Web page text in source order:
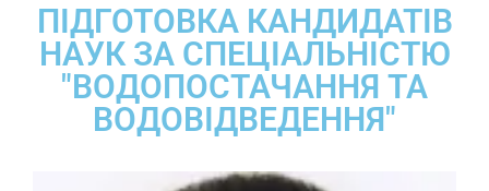
ПІДГОТОВКА КАНДИДАТІВ
НАУК ЗА СПЕЦІАЛЬНІСТЮ
"ВОДОПОСТАЧАННЯ ТА
ВОДОВІДВЕДЕННЯ"